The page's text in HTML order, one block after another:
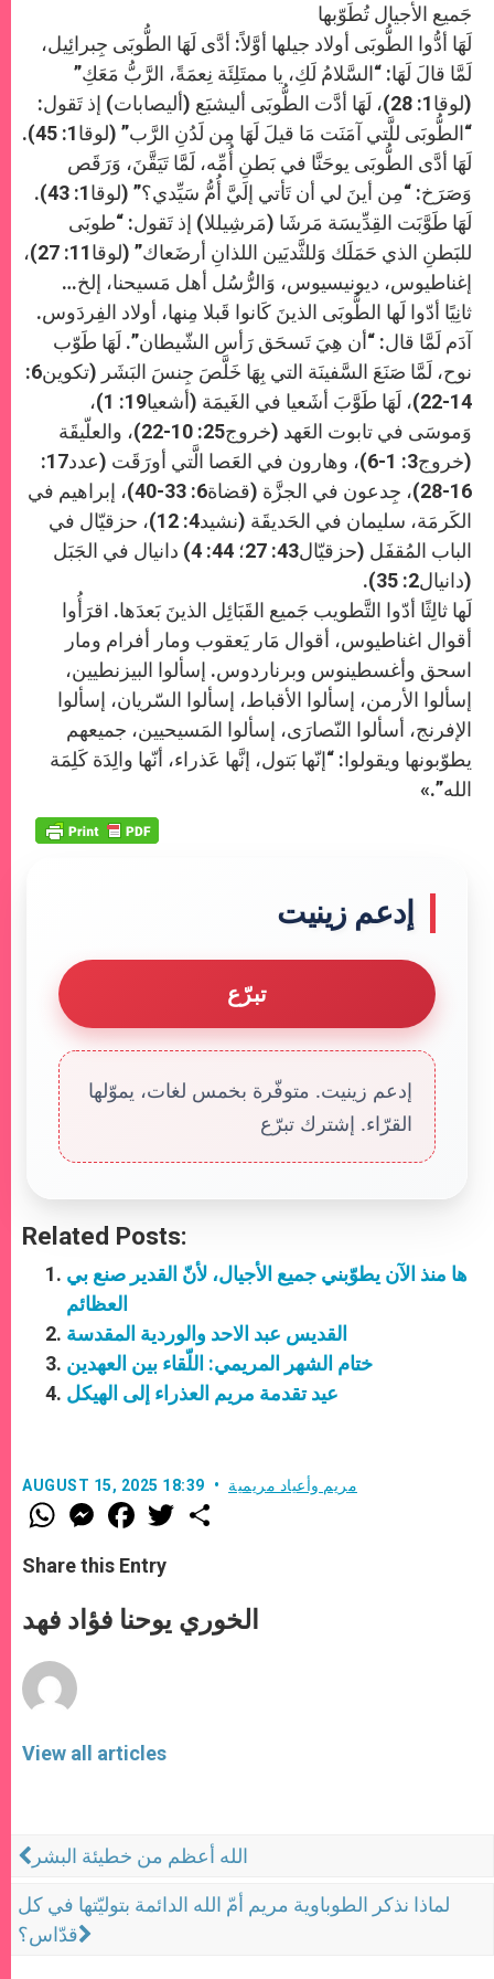
جَميع الأجيال تُطَوّبها
لَهَا أدُّوا الطُّوبَى أولاد جيلها أوَّلاً: أدَّى لَهَا الطُّوبَى جِبرائِيل،
لَمَّا قالَ لَهَا: “السَّلامُ لَكِ، يا ممتَلِئَة نِعمَةً، الرَّبُّ مَعَكِ”
(لوقا1: 28)، لَهَا أدَّت الطُّوبَى أليشبَع (أليصابات) إذ تَقول:
“الطُّوبَى للَّتي آمَنَت مَا قيلَ لَهَا مِن لَدُنِ الرَّب” (لوقا1: 45).
لَهَا أدَّى الطُّوبَى يوحَنَّا في بَطنِ أُمِّه، لَمَّا تَيَقَّنَ، وَرَقَص
وَصَرَخ: “مِن أينَ لي أن تَأتي إلَيَّ أُمُّ سَيِّدي؟” (لوقا1: 43).
لَهَا طَوَّبَت القِدِّيسَة مَرشَا (مَرشِيللا) إذ تَقول: “طوبَى
للبَطنِ الذي حَمَلَك وَللثَّديَين اللذانِ أرضَعاك” (لوقا11: 27)،
إغناطيوس، ديونيسيوس، وَالرُّسُل أهل مَسيحنا، إلخ…
ثانِيًا أدّوا لَها الطُّوبَى الذينَ كَانوا قَبلا مِنها، أولاد الفِردَوس.
آدَم لَمَّا قال: “أن هِيَ تَسحَق رَأس الشّيطان”. لَهَا طَوّب
نوح، لَمَّا صَنَعَ السَّفينَة التي بِهَا خَلَّصَ جِنسَ البَشَر (تكوين6:
14-22)، لَهَا طَوَّبَ أشَعيا في الغَيمَة (أشعيا19: 1)،
وَموسَى في تابوت العَهد (خروج25: 10-22)، والعلّيقَة
(خروج3: 1-6)، وهارون في العَصا الَّتي أورَقَت (عدد17:
16-28)، جِدعون في الجزَّة (قضاة6: 33-40)، إبراهيم في
الكَرمَة، سليمان في الحَديقَة (نشيد4: 12)، حزقيّال في
الباب المُقفَل (حزقيّال43: 27؛ 44: 4) دانيال في الجَبَل
(دانيال2: 35).
لَها ثالِثًا أدّوا التَّطويب جَميع القَبَائِل الذينَ بَعدَها. اقرَأُوا
أقوال اغناطيوس، أقوال مَار يَعقوب ومار أفرام ومار
اسحق وأغسطينوس وبرناردوس. إسألوا البيزنطيين،
إسألوا الأرمن، إسألوا الأقباط، إسألوا السّريان، إسألوا
الإفرنج، أسألوا النّصارَى، إسألوا المَسيحيين، جميعهم
يطوّبونها ويقولوا: “إنّها بَتول، إنَّها عَذراء، أنّها والِدَة كَلِمَة
الله”.»
إدعم زينيت
تبرّع
إدعم زينيت. متوفّرة بخمس لغات، يموّلها
القرّاء. إشترك تبرّع
Related Posts:
ها منذ الآن يطوّبني جميع الأجيال، لأنّ القدير صنع بي
العظائم
القديس عبد الاحد والوردية المقدسة
ختام الشهر المريمي: اللّقاء بين العهدين
عيد تقدمة مريم العذراء إلى الهيكل
AUGUST 15, 2025 18:39 مريم وأعياد مريمية
W
h
t
s
p
p
M
e
s
e
g
e
F
a
e
b
o
k
T
w
Share this Entry
الخوري يوحنا فؤاد فهد
View all articles
الله أعظم من خطيئة البشر
لماذا نذكر الطوباوية مريم أمّ الله الدائمة بتوليّتها في كل
قدّاس؟